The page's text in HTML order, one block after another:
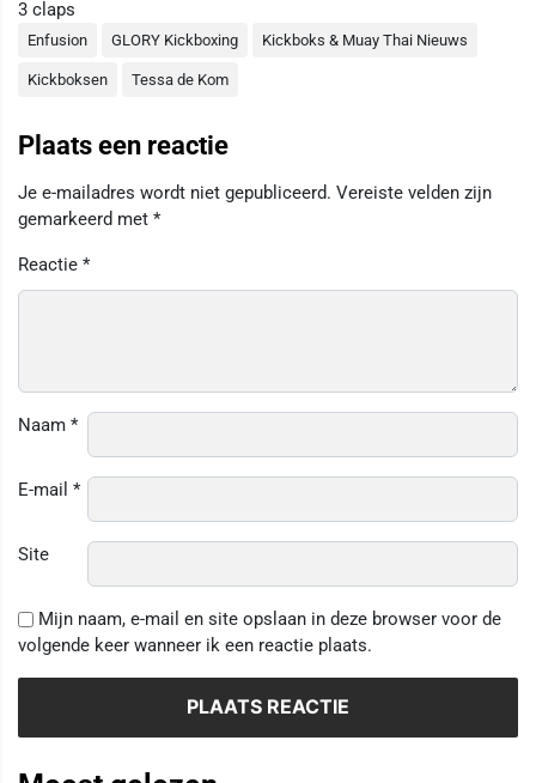
3 claps
Enfusion GLORY Kickboxing Kickboks & Muay Thai Nieuws
Kickboksen Tessa de Kom
Plaats een reactie
Je e-mailadres wordt niet gepubliceerd. Vereiste velden zijn
gemarkeerd met *
Reactie *
Naam *
E-mail *
Site
Mijn naam, e-mail en site opslaan in deze browser voor de
volgende keer wanneer ik een reactie plaats.